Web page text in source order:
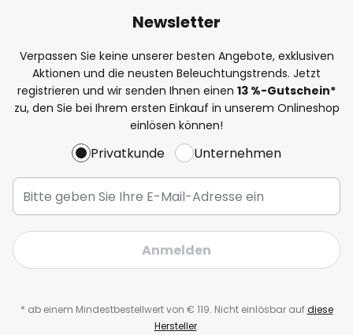
Newsletter
Verpassen Sie keine unserer besten Angebote, exklusiven
Aktionen und die neusten Beleuchtungstrends. Jetzt
registrieren und wir senden Ihnen einen 13 %-Gutschein*
zu, den Sie bei Ihrem ersten Einkauf in unserem Onlineshop
einlösen können!
Privatkunde Unternehmen
Anmelden
* ab einem Mindestbestellwert von € 119. Nicht einlösbar aufdiese
Hersteller.